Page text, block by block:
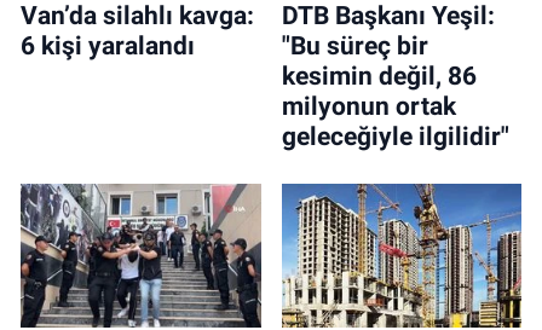
Van’da silahlı kavga:
6 kişi yaralandı
DTB Başkanı Yeşil:
"Bu süreç bir
kesimin değil, 86
milyonun ortak
geleceğiyle ilgilidir"